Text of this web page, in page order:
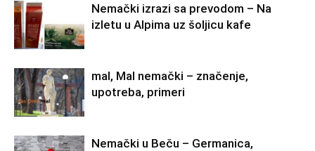
Nemački izrazi sa prevodom – Na
izletu u Alpima uz šoljicu kafe
mal, Mal nemački – značenje,
upotreba, primeri
Nemački u Beču – Germanica,